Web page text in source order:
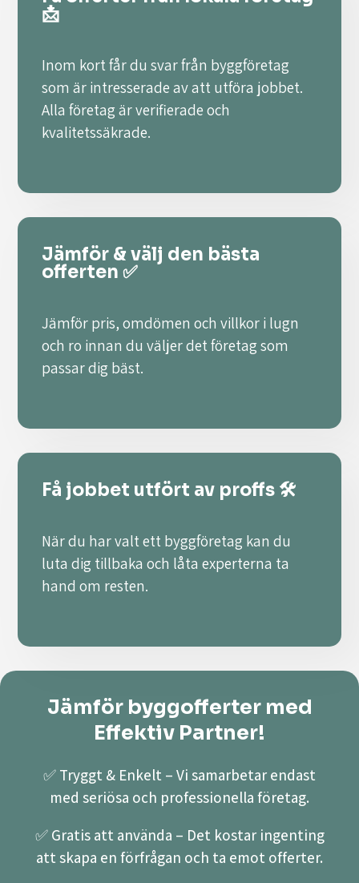
📩
Inom kort får du svar från byggföretag
som är intresserade av att utföra jobbet.
Alla företag är verifierade och
kvalitetssäkrade.
Jämför & välj den bästa
offerten ✅
Jämför pris, omdömen och villkor i lugn
och ro innan du väljer det företag som
passar dig bäst.
Få jobbet utfört av proffs 🛠️
När du har valt ett byggföretag kan du
luta dig tillbaka och låta experterna ta
hand om resten.
Jämför byggofferter med
Effektiv Partner!
✅ Tryggt & Enkelt – Vi samarbetar endast
med seriösa och professionella företag.
✅ Gratis att använda – Det kostar ingenting
att skapa en förfrågan och ta emot offerter.